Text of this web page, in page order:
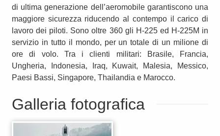
di ultima generazione dell’aeromobile garantiscono una
maggiore sicurezza riducendo al contempo il carico di
lavoro dei piloti. Sono oltre 360 gli H-225 ed H-225M in
servizio in tutto il mondo, per un totale di un milione di
ore di volo. Tra i clienti militari: Brasile, Francia,
Ungheria, Indonesia, Iraq, Kuwait, Malesia, Messico,
Paesi Bassi, Singapore, Thailandia e Marocco.
Galleria fotografica